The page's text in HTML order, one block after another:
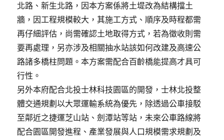
北路、新生北路，因本方案係將土堤改為結構擋土
牆，因工程規模較大，其施工方式、順序及時程都需
再仔細評估，尚需確認土地取得方式，若為徵收則需
要再處理，另亦涉及相關抽水站該如何改建及高速公
路諸多橋柱問題。本方案需配合百齡橋能提高才具可
行性。
另外本府配合北投士林科技園區的開發，士林北投整
體交通規劃以大眾運輸系統為優先，除透過公車接駁
至鄰近之捷運芝山站、劍潭站等站，未來公車路線將
配合園區開發進程、產業發展與人口規模需求規劃及